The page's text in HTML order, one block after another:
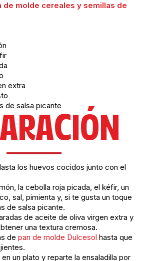
de molde cereales y semillas de
extra
de salsa picante
los huevos cocidos junto con el
la cebolla roja picada, el kéfir, un
sal, pimienta y, si te gusta un toque
de salsa picante.
de aceite de oliva virgen extra y
una textura cremosa.
de pan de molde Dulcesol hasta que
un plato y reparte la ensaladilla por